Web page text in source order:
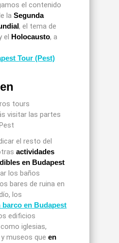
el contenido
laSegunda
, el tema de
el Holocausto, a
Tour (Pest)
tours
visitar las partes
el resto del
actividades
en Budapest
los baños
bares de ruina en
los
barco en Budapest
edificios
iglesias,
y museos queen